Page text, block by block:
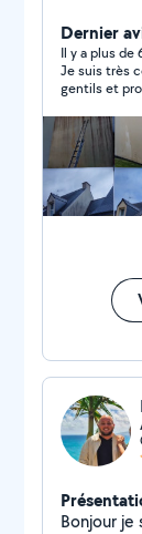
Dernier
Il y a plus de
Je suis très
gentils et
Bonjour je